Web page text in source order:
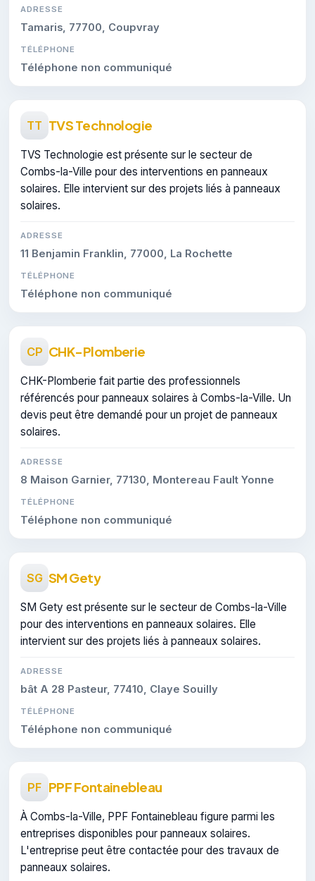
ADRESSE
Tamaris, 77700, Coupvray
TÉLÉPHONE
Téléphone non communiqué
TT TVS Technologie
TVS Technologie est présente sur le secteur de
Combs-la-Ville pour des interventions en panneaux
solaires. Elle intervient sur des projets liés à panneaux
solaires.
ADRESSE
11 Benjamin Franklin, 77000, La Rochette
TÉLÉPHONE
Téléphone non communiqué
CP CHK-Plomberie
CHK-Plomberie fait partie des professionnels
référencés pour panneaux solaires à Combs-la-Ville. Un
devis peut être demandé pour un projet de panneaux
solaires.
ADRESSE
8 Maison Garnier, 77130, Montereau Fault Yonne
TÉLÉPHONE
Téléphone non communiqué
SG SM Gety
SM Gety est présente sur le secteur de Combs-la-Ville
pour des interventions en panneaux solaires. Elle
intervient sur des projets liés à panneaux solaires.
ADRESSE
bât A 28 Pasteur, 77410, Claye Souilly
TÉLÉPHONE
Téléphone non communiqué
PF PPF Fontainebleau
À Combs-la-Ville, PPF Fontainebleau figure parmi les
entreprises disponibles pour panneaux solaires.
L'entreprise peut être contactée pour des travaux de
panneaux solaires.